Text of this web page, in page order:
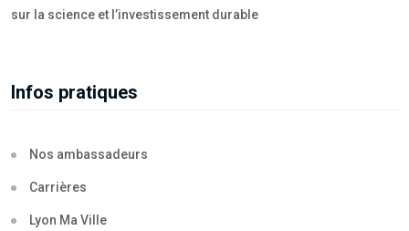
sur la science et l’investissement durable
Infos pratiques
Nos ambassadeurs
Carrières
Lyon Ma Ville